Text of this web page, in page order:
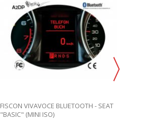
FISCON VIVAVOCE BLUETOOTH - SEAT
"BASIC" (MINI ISO)